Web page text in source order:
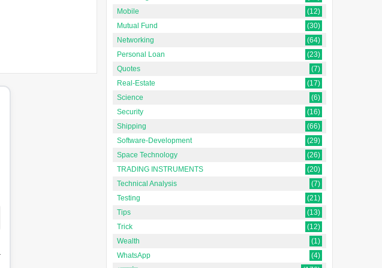
Mobile
(12)
Mutual Fund
(30)
Networking
(64)
Personal Loan
(23)
Quotes
(7)
Real-Estate
(17)
Science
(6)
Security
(16)
Shipping
(66)
Software-Development
(29)
Space Technology
(26)
TRADING INSTRUMENTS
(20)
Technical Analysis
(7)
Testing
(21)
Tips
(13)
Trick
(12)
Wealth
(1)
WhatsApp
(4)